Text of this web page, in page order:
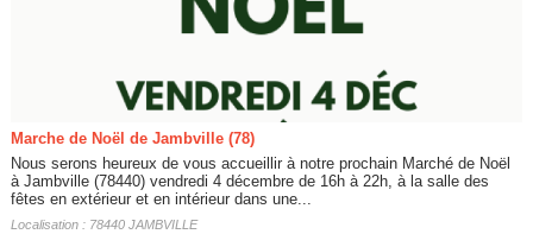
Marche de Noël de Jambville (78)
Nous serons heureux de vous accueillir à notre prochain Marché de Noël
à Jambville (78440) vendredi 4 décembre de 16h à 22h, à la salle des
fêtes en extérieur et en intérieur dans une...
Localisation : 78440 JAMBVILLE